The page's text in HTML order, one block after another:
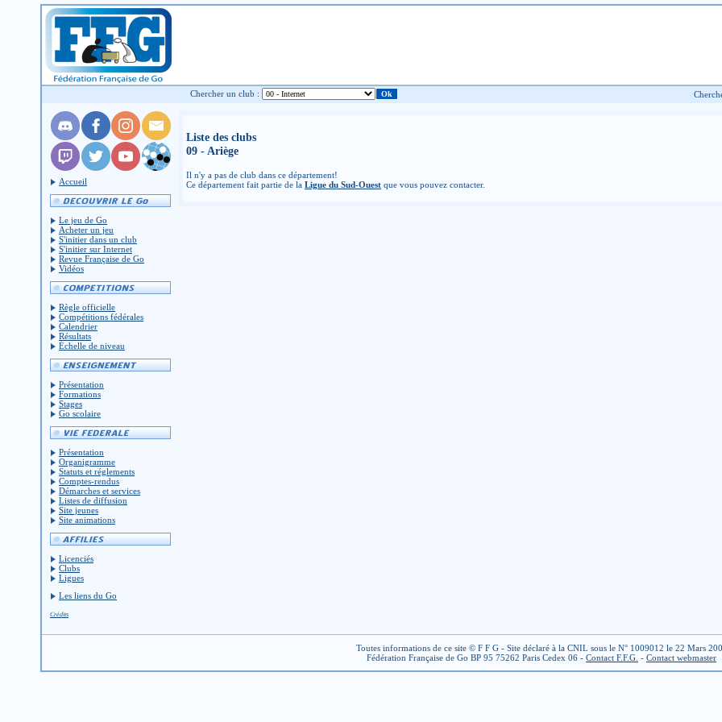
Chercher un club :
Accueil
Le jeu de Go
Acheter un jeu
S'initier dans un club
S'initier sur Internet
Revue Française de Go
Vidéos
Règle officielle
Compétitions fédérales
Calendrier
Résultats
Échelle de niveau
Présentation
Formations
Stages
Go scolaire
Présentation
Organigramme
Statuts et réglements
Comptes-rendus
Démarches et services
Listes de diffusion
Site jeunes
Site animations
Licenciés
Clubs
Ligues
Les liens du Go
Crédits
Liste des clubs
09 - Ariège
Il n'y a pas de club dans ce département!
Ce département fait partie de la Ligue du Sud-Ouest que vous pouvez contacter.
Toutes informations de ce site © F F G - Site déclaré à la CNIL sous le N° 1009012 le 22 Mars
Fédération Française de Go BP 95 75262 Paris Cedex 06 - Contact F.F.G. - Contact webmaster